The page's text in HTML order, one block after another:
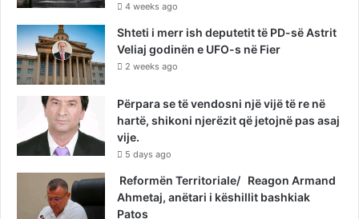
4 weeks ago
Shteti i merr ish deputetit të PD-së Astrit
Veliaj godinën e UFO-s në Fier
2 weeks ago
Përpara se të vendosni një vijë të re në
hartë, shikoni njerëzit që jetojnë pas asaj
vije.
5 days ago
Reformën Territoriale/ Reagon Armand
Ahmetaj, anëtari i këshillit bashkiak
Patos